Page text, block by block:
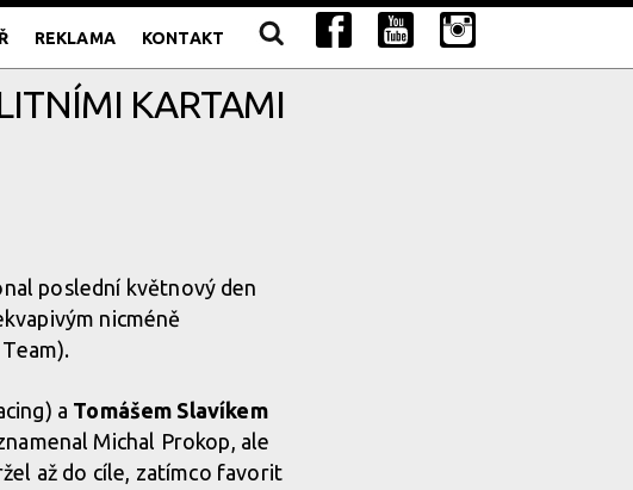
REKLAMA KONTAKT
KARTAMI
poslední květnový den
nicméně
a Tomášem Slavíkem
Michal Prokop, ale
až do cíle, zatímco favorit